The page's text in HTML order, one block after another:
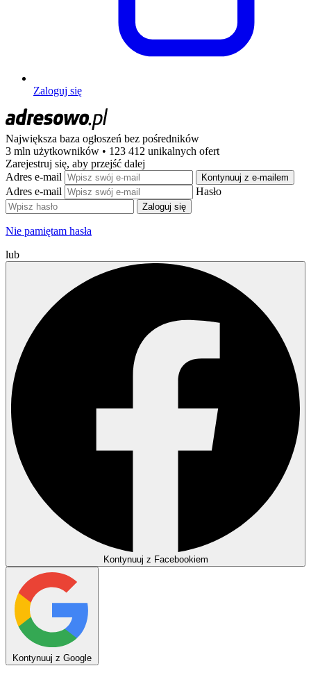
Zaloguj się
Największa baza ogłoszeń bez pośredników
3 mln użytkowników • 123 412 unikalnych ofert
Zarejestruj się, aby przejść dalej
Adres e-mail
Kontynuuj z e-mailem
Adres e-mail Hasło
Zaloguj się
Nie pamiętam hasła
lub
Kontynuuj z Facebookiem
Kontynuuj z Google